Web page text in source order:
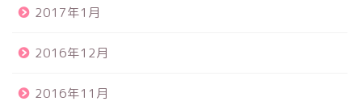
2017年1月
2016年12月
2016年11月